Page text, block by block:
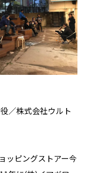
／株式会社ウルト
ッピングストアー今